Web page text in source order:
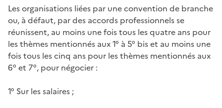
Les organisations liées par une convention de branche
ou, à défaut, par des accords professionnels se
réunissent, au moins une fois tous les quatre ans pour
les thèmes mentionnés aux 1° à 5° bis et au moins une
fois tous les cinq ans pour les thèmes mentionnés aux
6° et 7°, pour négocier :
1° Sur les salaires ;